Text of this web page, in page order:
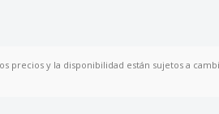
precios y la disponibilidad están sujetos a